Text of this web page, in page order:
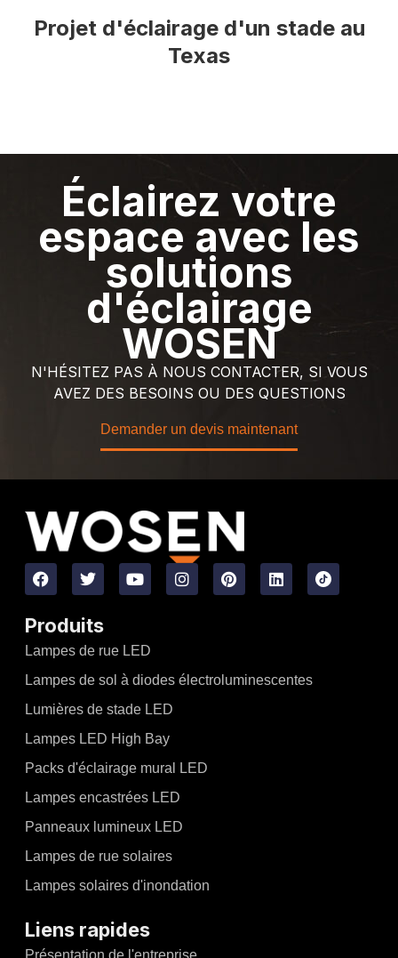
Projet d'éclairage d'un stade au
Texas
Éclairez votre
espace avec les
solutions
d'éclairage
WOSEN
N'HÉSITEZ PAS À NOUS CONTACTER, SI VOUS
AVEZ DES BESOINS OU DES QUESTIONS
Demander un devis maintenant
Produits
Lampes de rue LED
Lampes de sol à diodes électroluminescentes
Lumières de stade LED
Lampes LED High Bay
Packs d'éclairage mural LED
Lampes encastrées LED
Panneaux lumineux LED
Lampes de rue solaires
Lampes solaires d'inondation
Liens rapides
Présentation de l'entreprise